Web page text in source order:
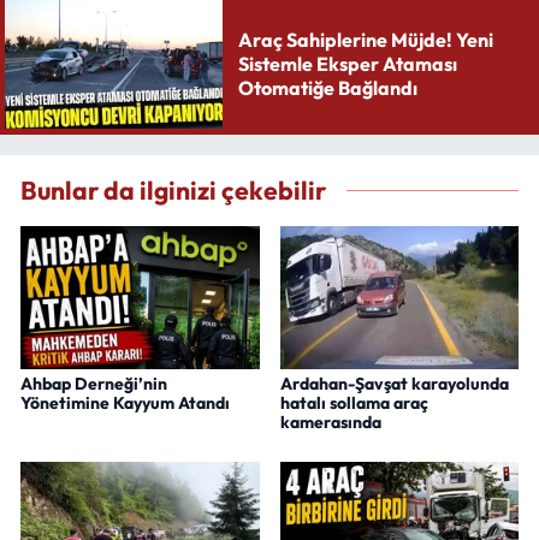
Araç Sahiplerine Müjde! Yeni
Sistemle Eksper Ataması
Otomatiğe Bağlandı
Bunlar da ilginizi çekebilir
Ahbap Derneği’nin
Yönetimine Kayyum Atandı
Ardahan-Şavşat karayolunda
hatalı sollama araç
kamerasında